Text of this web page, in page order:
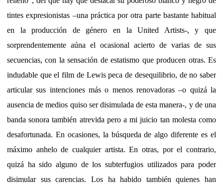
tintes expresionistas –una práctica por otra parte bastante habitual
en la producción de género en la United Artists-, y que
sorprendentemente aúna el ocasional acierto de varias de sus
secuencias, con la sensación de estatismo que producen otras. Es
indudable que el film de Lewis peca de desequilibrio, de no saber
articular sus intenciones más o menos renovadoras –o quizá la
ausencia de medios quiso ser disimulada de esta manera-, y de una
banda sonora también atrevida pero a mi juicio tan molesta como
desafortunada. En ocasiones, la búsqueda de algo diferente es el
máximo anhelo de cualquier artista. En otras, por el contrario,
quizá ha sido alguno de los subterfugios utilizados para poder
disimular sus carencias. Los ha habido también quienes han